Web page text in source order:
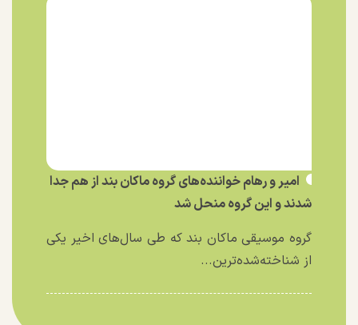
امیر و رهام خواننده‌های گروه ماکان بند از هم جدا
شدند و این گروه منحل شد
گروه موسیقی ماکان بند که طی سال‌های اخیر یکی
از شناخته‌شده‌ترین...